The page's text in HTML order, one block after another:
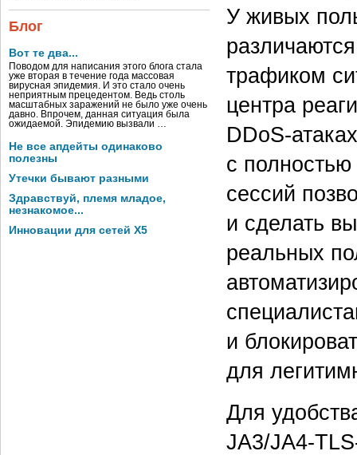
Блог
Вот те два...
Поводом для написания этого блога стала
уже вторая в течение года массовая
вирусная эпидемия. И это стало очень
неприятным прецедентом. Ведь столь
масштабных заражений не было уже очень
давно. Впрочем, данная ситуация была
ожидаемой. Эпидемию вызвали …
Не все апдейты одинаково
полезны
Утечки бывают разными
Здравствуй, племя младое,
незнакомое...
Инновации для сетей X5
У живых
трафиком
центра
DDoS-
с
сессий
и сделать
реальных
и
для
Для
JA3/JA4-